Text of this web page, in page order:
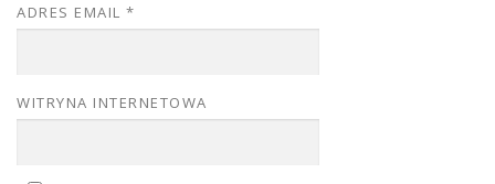
ADRES EMAIL *
WITRYNA INTERNETOWA